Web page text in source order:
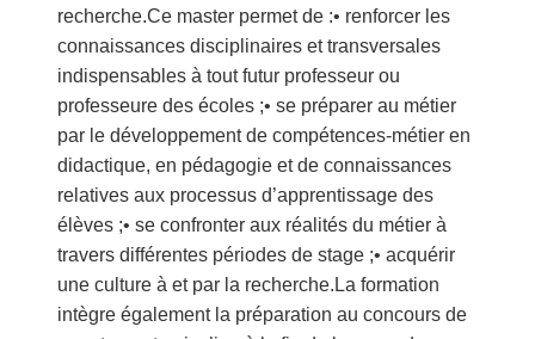
recherche.Ce master permet de :• renforcer les
connaissances disciplinaires et transversales
indispensables à tout futur professeur ou
professeure des écoles ;• se préparer au métier
par le développement de compétences-métier en
didactique, en pédagogie et de connaissances
relatives aux processus d’apprentissage des
élèves ;• se confronter aux réalités du métier à
travers différentes périodes de stage ;• acquérir
une culture à et par la recherche.La formation
intègre également la préparation au concours de